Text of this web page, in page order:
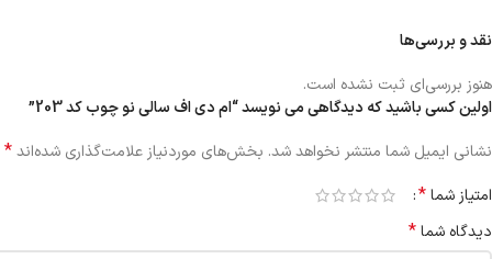
نقد و بررسی‌ها
هنوز بررسی‌ای ثبت نشده است.
اولین کسی باشید که دیدگاهی می نویسد “ام دی اف سالی نو چوب کد 203”
نشانی ایمیل شما منتشر نخواهد شد. بخش‌های موردنیاز علامت‌گذاری شده‌اند*
امتیاز شما*
دیدگاه شما*